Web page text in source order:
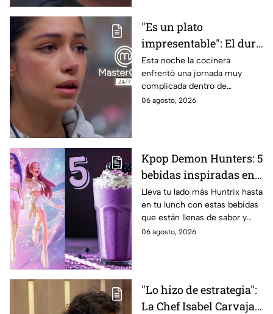
"Es un plato
impresentable": El duro
regaño que hizo llorar a
Michelle dentro de
MasterChef 24/7
Esta noche la cocinera
enfrentó una jornada muy
complicada dentro de
MasterChef 24/7.
06 agosto, 2026
Kpop Demon Hunters: 5
bebidas inspiradas en
las guerreras Huntrix
para llevar a la escuela
este regreso a clases
2026; son saludables y
Lleva tu lado más Huntrix hasta
en tu lunch con estas bebidas
que están llenas de sabor y
frescura.
06 agosto, 2026
"Lo hizo de estrategia":
La Chef Isabel Carvajal